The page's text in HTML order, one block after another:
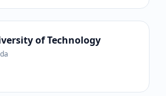
of Technology